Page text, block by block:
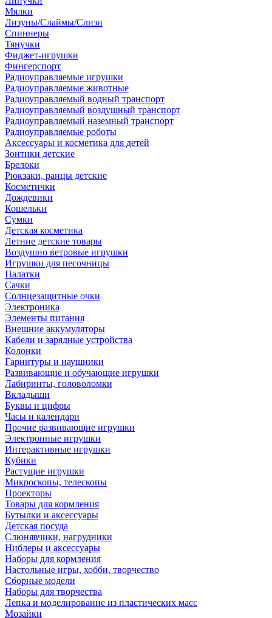
Мялки
Лизуны/Слаймы/Слизи
Спиннеры
Тянучки
Фиджет-игрушки
Фингерспорт
Радиоуправляемые игрушки
Радиоуправляемые животные
Радиоуправляемый водный транспорт
Радиоуправляемый воздушный транспорт
Радиоуправляемый наземный транспорт
Радиоуправляемые роботы
Аксессуары и косметика для детей
Зонтики детские
Брелоки
Рюкзаки, ранцы детские
Косметички
Дождевики
Кошельки
Сумки
Детская косметика
Летние детские товары
Воздушно ветровые игрушки
Игрушки для песочницы
Палатки
Сачки
Солнцезащитные очки
Электроника
Элементы питания
Внешние аккумуляторы
Кабели и зарядные устройства
Колонки
Гарнитуры и наушники
Развивающие и обучающие игрушки
Лабиринты, головоломки
Вкладыши
Буквы и цифры
Часы и календари
Прочие развивающие игрушки
Электронные игрушки
Интерактивные игрушки
Кубики
Растущие игрушки
Микроскопы, телескопы
Проекторы
Товары для кормления
Бутылки и аксессуары
Детская посуда
Слюнявчики, нагрудники
Ниблеры и аксессуары
Наборы для кормления
Настольные игры, хобби, творчество
Сборные модели
Наборы для творчества
Лепка и моделирование из пластических масс
Мозайки